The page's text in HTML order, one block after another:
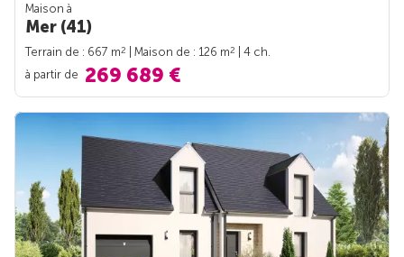
Maison à
Mer (41)
Terrain de : 667 m2 | Maison de : 126 m2
| 4 ch.
à partir de 269 689 €